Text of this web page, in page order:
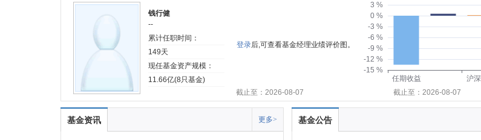
钱行健
--
累计任职时间：
149天
现任基金资产规模：
11.66亿(8只基金)
登录后,可查看基金经理业绩评价图。
-15 %
-12 %
-9 %
-6 %
-3 %
0 %
3 %
任期收益
沪
截止至：2026-08-07
截止至：2026-08-07
基金资讯 更多> 基金公告